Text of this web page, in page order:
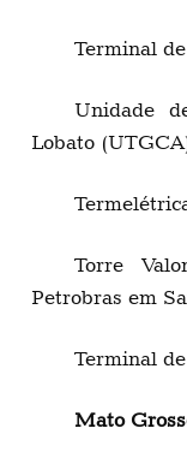
Terminal
Unidade
Lobato
Torre
Petrobras em
Terminal
Mato